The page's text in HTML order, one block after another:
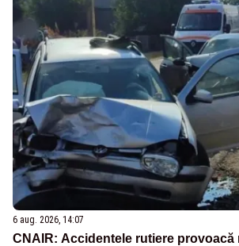
6 aug. 2026, 14:07
CNAIR: Accidentele rutiere provoacă